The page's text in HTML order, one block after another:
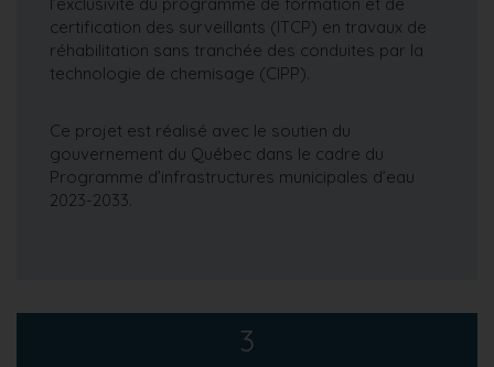
certification des surveillants (ITCP) en travaux de
réhabilitation sans tranchée des conduites par la
technologie de chemisage (CIPP).
Ce projet est réalisé avec le soutien du
gouvernement du Québec dans le cadre du
Programme d’infrastructures municipales d’eau
2023-2033.
3